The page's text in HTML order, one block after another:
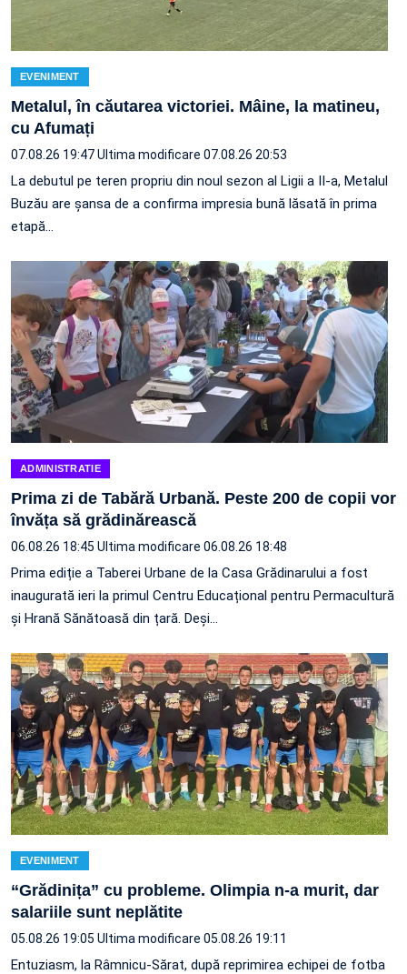
EVENIMENT
Metalul, în căutarea victoriei. Mâine, la matineu,
cu Afumați
07.08.26 19:47Ultima modificare 07.08.26 20:53
La debutul pe teren propriu din noul sezon al Ligii a II-a, Metalul
Buzău are șansa de a confirma impresia bună lăsată în prima
etapă…
ADMINISTRATIE
Prima zi de Tabără Urbană. Peste 200 de copii vor
învăța să grădinărească
06.08.26 18:45 Ultima modificare 06.08.26 18:48
Prima ediție a Taberei Urbane de la Casa Grădinarului a fost
inaugurată ieri la primul Centru Educațional pentru Permacultură
și Hrană Sănătoasă din țară. Deși…
EVENIMENT
“Grădinița” cu probleme. Olimpia n-a murit, dar
salariile sunt neplătite
05.08.26 19:05 Ultima modificare 05.08.26 19:11
Entuziasm, la Râmnicu-Sărat, după reprimirea echipei de fotba